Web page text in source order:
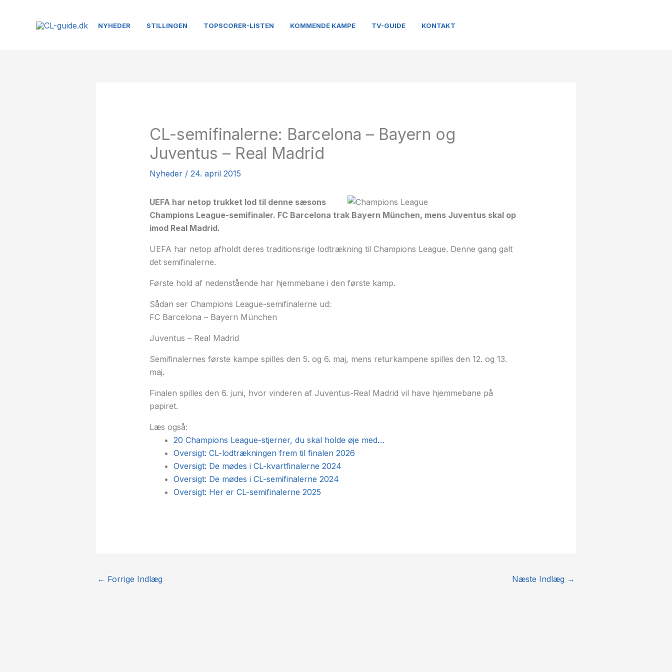
NYHEDER STILLINGEN TOPSCORER-LISTEN KOMMENDE KAMPE TV-GUIDE KONTAKT
CL-semifinalerne: Barcelona – Bayern og
Juventus – Real Madrid
Nyheder/ 24. april 2015
UEFA har netop trukket lod til denne sæsons
Champions League-semifinaler. FC Barcelona trak Bayern München, mens Juventus skal op
imod Real Madrid.
UEFA har netop afholdt deres traditionsrige lodtrækning til Champions League. Denne gang galt
det semifinalerne.
Første hold af nedenstående har hjemmebane i den første kamp.
Sådan ser Champions League-semifinalerne ud:
FC Barcelona – Bayern München
Juventus – Real Madrid
Semifinalernes første kampe spilles den 5. og 6. maj, mens returkampene spilles den 12. og 13.
maj.
Finalen spilles den 6. juni, hvor vinderen af Juventus-Real Madrid vil have hjemmebane på
papiret.
Læs også:
20 Champions League-stjerner, du skal holde øje med…
Oversigt: CL-lodtrækningen frem til finalen 2026
Oversigt: De mødes i CL-kvartfinalerne 2024
Oversigt: De mødes i CL-semifinalerne 2024
Oversigt: Her er CL-semifinalerne 2025
← Forrige Indlæg Næste Indlæg →